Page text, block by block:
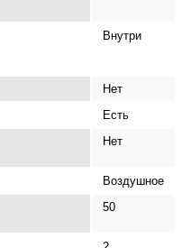
Внутри
Нет
Есть
Нет
Воздушное
50